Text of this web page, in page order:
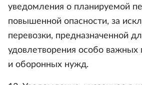
уведомления о планируемой
повышенной опасности, за
перевозки, предназначенной
удовлетворения особо важных
и оборонных нужд.